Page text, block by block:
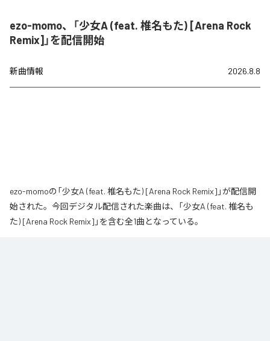
ezo-momo、「少女A (feat. 椎名もた) [Arena Rock
Remix]」を配信開始
新曲情報 2026.8.8
ezo-momoの「少女A (feat. 椎名もた) [Arena Rock Remix]」が配信開
始された。今回デジタル配信された楽曲は、「少女A (feat. 椎名も
た) [Arena Rock Remix]」を含む全1曲となっている。